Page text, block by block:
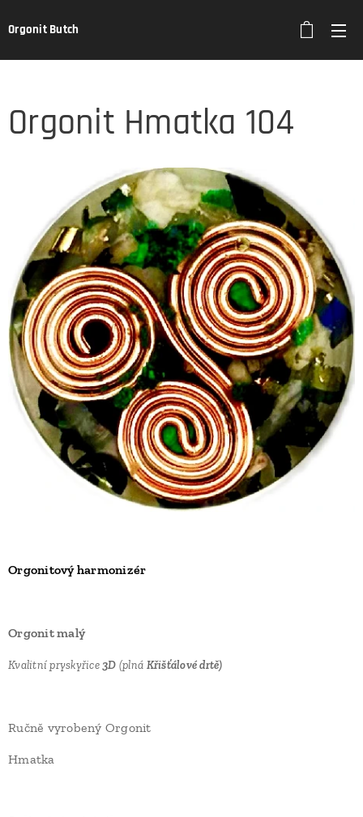
Orgonit Butch
Orgonit Hmatka 104
Orgonitový harmonizér
Orgonit malý
Kvalitní pryskyřice3D (plná Křišťálové drtě)
Ručně vyrobený Orgonit
Hmatka